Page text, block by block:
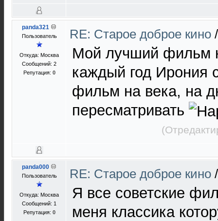
panda321
Пользователь
Откуда: Москва
Сообщений: 2
Репутация: 0
RE: Старое доброе кино
Мой лучший фильм
каждый год Ирония
фильм на века, на
пересматривать
panda000
Пользователь
Откуда: Москва
Сообщений: 1
Репутация: 0
RE: Старое доброе кино
Я все советские
меня классика